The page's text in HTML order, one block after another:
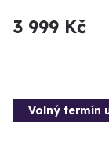
3 999 Kč
Volný termín